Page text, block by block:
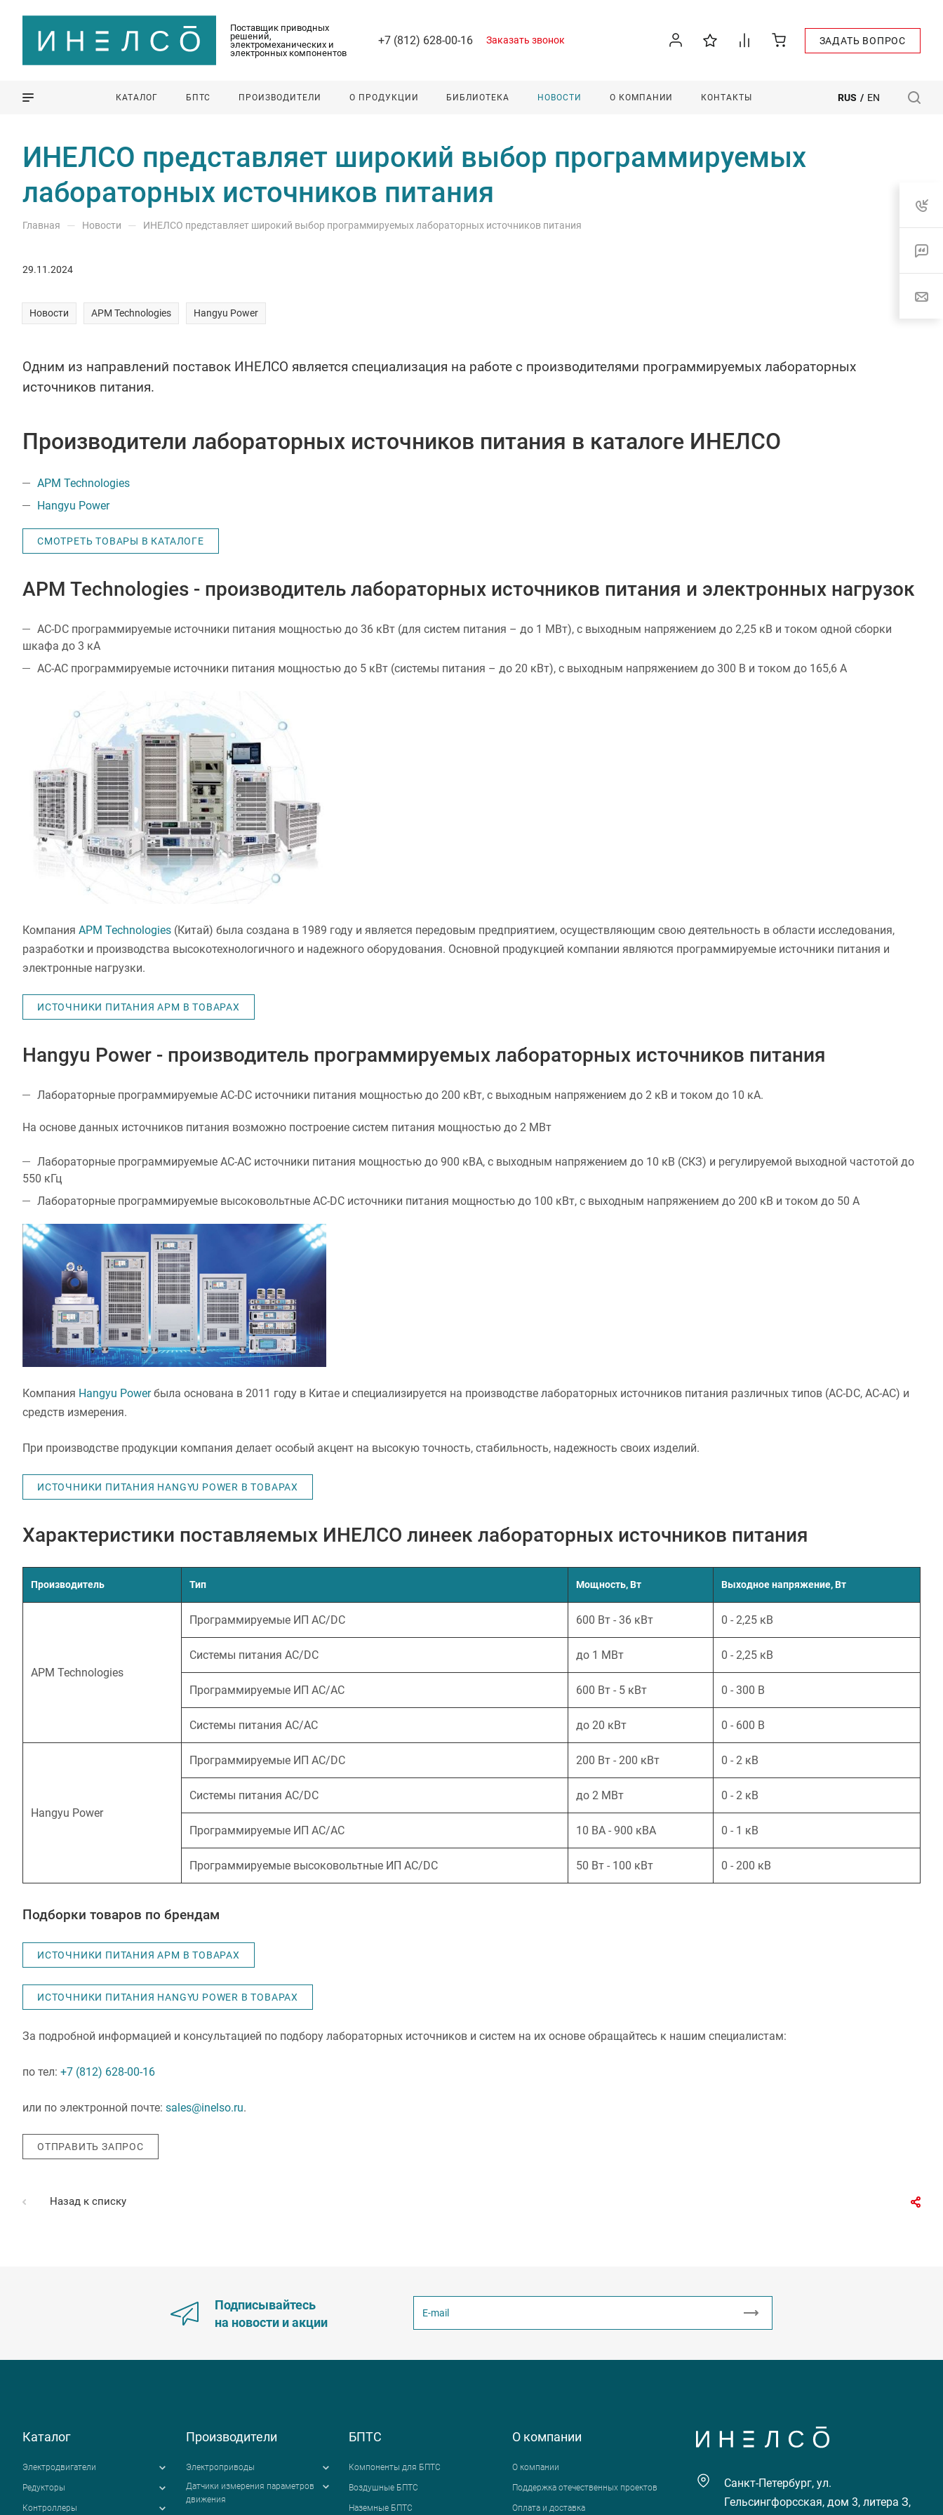
Поставщик приводных
решений,
электромеханических и
электронных компонентов
+7 (812) 628-00-16 Заказать звонок ЗАДАТЬ ВОПРОС
КАТАЛОГ БПТС ПРОИЗВОДИТЕЛИ О ПРОДУКЦИИ БИБЛИОТЕКА НОВОСТИ О КОМПАНИИ КОНТАКТЫ RUS / EN
ИНЕЛСО представляет широкий выбор программируемых
лабораторных источников питания
Главная — Новости — ИНЕЛСО представляет широкий выбор программируемых лабораторных источников питания
29.11.2024
Новости APM Technologies Hangyu Power
Одним из направлений поставок ИНЕЛСО является специализация на работе с производителями программируемых лабораторных
источников питания.
Производители лабораторных источников питания в каталоге ИНЕЛСО
APM Technologies
Hangyu Power
СМОТРЕТЬ ТОВАРЫ В КАТАЛОГЕ
APM Technologies - производитель лабораторных источников питания и электронных нагрузок
AC-DC программируемые источники питания мощностью до 36 кВт (для систем питания – до 1 МВт), с выходным напряжением до 2,25 кВ и током одной сборки
шкафа до 3 кА
AC-AC программируемые источники питания мощностью до 5 кВт (системы питания – до 20 кВт), с выходным напряжением до 300 В и током до 165,6 А
Компания APM Technologies (Китай) была создана в 1989 году и является передовым предприятием, осуществляющим свою деятельность в области исследования,
разработки и производства высокотехнологичного и надежного оборудования. Основной продукцией компании являются программируемые источники питания и
электронные нагрузки.
ИСТОЧНИКИ ПИТАНИЯ APM В ТОВАРАХ
Hangyu Power - производитель программируемых лабораторных источников питания
Лабораторные программируемые AC-DC источники питания мощностью до 200 кВт, с выходным напряжением до 2 кВ и током до 10 кА.
На основе данных источников питания возможно построение систем питания мощностью до 2 МВт
Лабораторные программируемые AC-AC источники питания мощностью до 900 кВА, с выходным напряжением до 10 кВ (СКЗ) и регулируемой выходной частотой до
550 кГц
Лабораторные программируемые высоковольтные AC-DC источники питания мощностью до 100 кВт, с выходным напряжением до 200 кВ и током до 50 А
Компания Hangyu Powerбыла основана в 2011 году в Китае и специализируется на производстве лабораторных источников питания различных типов (AC-DC, AC-AC) и
средств измерения.
При производстве продукции компания делает особый акцент на высокую точность, стабильность, надежность своих изделий.
ИСТОЧНИКИ ПИТАНИЯ HANGYU POWER В ТОВАРАХ
Характеристики поставляемых ИНЕЛСО линеек лабораторных источников питания
Производитель Тип Мощность, Вт Выходное напряжение, Вт
APM Technologies
Программируемые ИП AC/DC 600 Вт - 36 кВт 0 - 2,25 кВ
Системы питания AC/DC до 1 МВт 0 - 2,25 кВ
Программируемые ИП AC/AC 600 Вт - 5 кВт 0 - 300 В
Системы питания AC/AC до 20 кВт 0 - 600 В
Hangyu Power
Программируемые ИП AC/DC 200 Вт - 200 кВт 0 - 2 кВ
Системы питания AC/DC до 2 МВт 0 - 2 кВ
Программируемые ИП AC/AC 10 ВА - 900 кВА 0 - 1 кВ
Программируемые высоковольтные ИП AC/DC 50 Вт - 100 кВт 0 - 200 кВ
Подборки товаров по брендам
ИСТОЧНИКИ ПИТАНИЯ APM В ТОВАРАХ
ИСТОЧНИКИ ПИТАНИЯ HANGYU POWER В ТОВАРАХ
За подробной информацией и консультацией по подбору лабораторных источников и систем на их основе обращайтесь к нашим специалистам:
по тел: +7 (812) 628-00-16
или по электронной почте: sales@inelso.ru.
ОТПРАВИТЬ ЗАПРОС
Назад к списку
Подписывайтесь
на новости и акции
Каталог
Электродвигатели
Редукторы
Контроллеры
Производители
Электроприводы
Датчики измерения параметров
движения
БПТС
Компоненты для БПТС
Воздушные БПТС
Наземные БПТС
О компании
О компании
Поддержка отечественных проектов
Оплата и доставка
Санкт-Петербург, ул.
Гельсингфорсская, дом 3, литера З,